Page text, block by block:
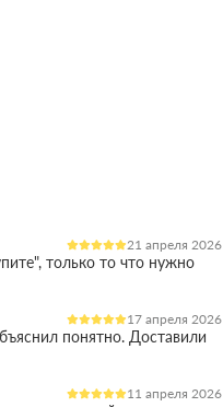
21 апреля 2026
только то что нужно
17 апреля 2026
понятно. Доставили
11 апреля 2026